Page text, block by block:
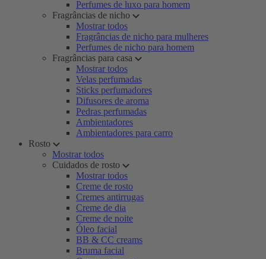
Perfumes de luxo para homem
Fragrâncias de nicho
Mostrar todos
Fragrâncias de nicho para mulheres
Perfumes de nicho para homem
Fragrâncias para casa
Mostrar todos
Velas perfumadas
Sticks perfumadores
Difusores de aroma
Pedras perfumadas
Ambientadores
Ambientadores para carro
Rosto
Mostrar todos
Cuidados de rosto
Mostrar todos
Creme de rosto
Cremes antirrugas
Creme de dia
Creme de noite
Óleo facial
BB & CC creams
Bruma facial